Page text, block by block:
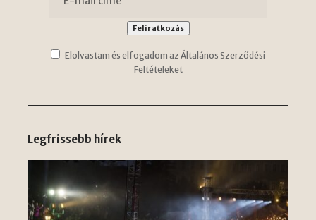
Elolvastam és elfogadom az Általános Szerződési
Feltételeket
Legfrissebb hírek